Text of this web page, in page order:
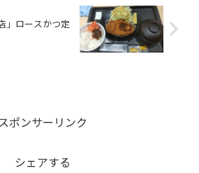
」ロースかつ定
ポンサーリンク
シェアする